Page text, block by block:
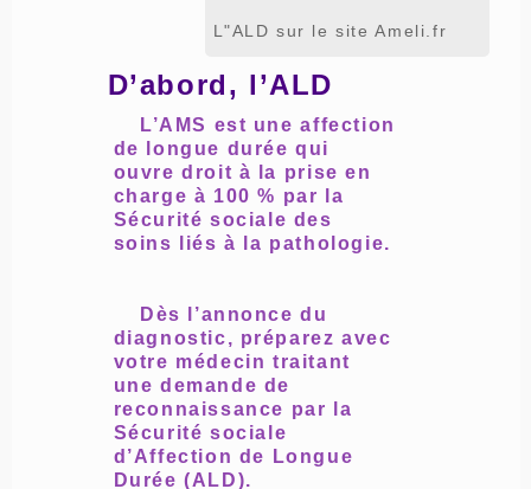
L"ALD sur le site Ameli.fr
D’abord, l’ALD
L’AMS est une affection
de longue durée qui
ouvre droit à la prise en
charge à 100 % par la
Sécurité sociale des
soins liés à la pathologie.
Dès l’annonce du
diagnostic, préparez avec
votre médecin traitant
une demande de
reconnaissance par la
Sécurité sociale
d’Affection de Longue
Durée (ALD).